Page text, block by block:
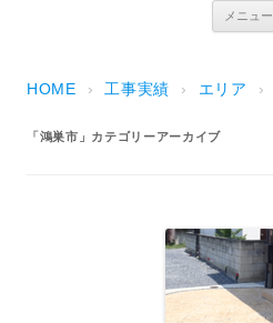
メニュー
HOME › 工事実績 › エリア ›
「鴻巣市 」カテゴリーアーカイブ